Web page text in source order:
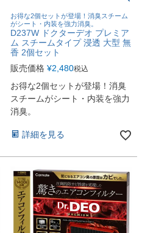
お得な2個セットが登場！消臭スチーム
がシート・内装を強力消臭。
D237W ドクターデオ プレミア
ム スチームタイプ 浸透 大型 無
香 2個セット
販売価格 ¥2,480税込
お得な2個セットが登場！消臭
スチームがシート・内装を強力
消臭。
詳細を見る